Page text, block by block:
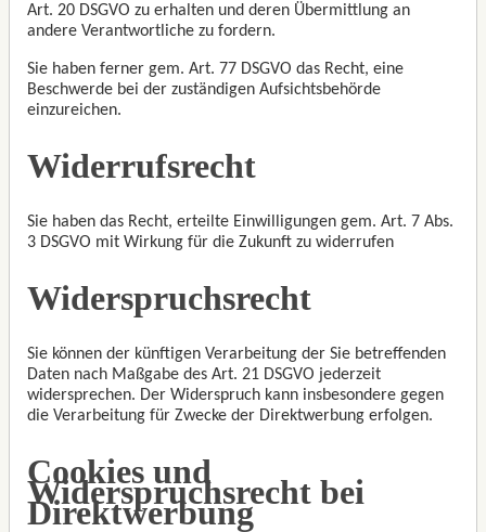
Art. 20 DSGVO zu erhalten und deren Übermittlung an
andere Verantwortliche zu fordern.
Sie haben ferner gem. Art. 77 DSGVO das Recht, eine
Beschwerde bei der zuständigen Aufsichtsbehörde
einzureichen.
Widerrufsrecht
Sie haben das Recht, erteilte Einwilligungen gem. Art. 7 Abs.
3 DSGVO mit Wirkung für die Zukunft zu widerrufen
Widerspruchsrecht
Sie können der künftigen Verarbeitung der Sie betreffenden
Daten nach Maßgabe des Art. 21 DSGVO jederzeit
widersprechen. Der Widerspruch kann insbesondere gegen
die Verarbeitung für Zwecke der Direktwerbung erfolgen.
Cookies und
Widerspruchsrecht bei
Direktwerbung